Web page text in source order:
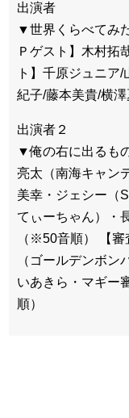
出演者
▼世界くらべてみ
Ｐゲスト】木村拓
ト】千原ジュニア
紀子/藤本美貴/横澤
出演者２
▼俺の右に出るも
亮太（南海キャン
美幸・ジェシー（
てぃーちゃん）・
（※50音順） 【
（ゴールデンボン
いあきら・マギー
順）